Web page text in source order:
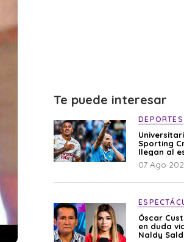
Te puede interesar
DEPORTES
Sporting
llegan al
duelo
07 Ago
Óscar
en duda
Naldy